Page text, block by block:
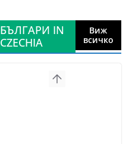
БЪЛГАРИ IN
CZECHIA
Виж
всичко